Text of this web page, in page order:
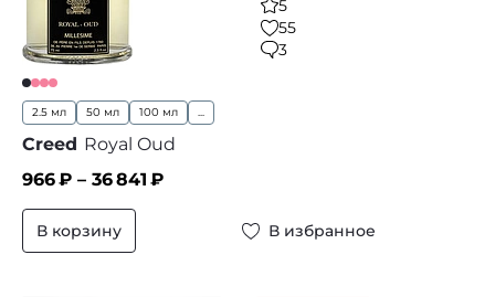
5
55
3
2.5 мл 50 мл 100 мл ...
Creed Royal Oud
966₽ – 36 841 ₽
В корзину В избранное